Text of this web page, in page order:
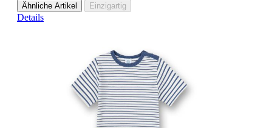
Ähnliche Artikel Einzigartig
Details